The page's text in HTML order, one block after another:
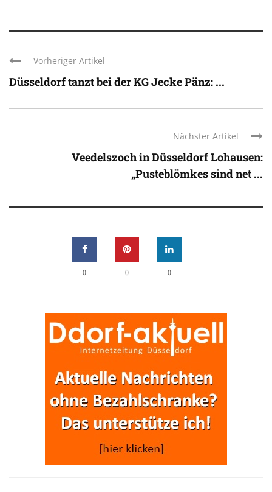
Vorheriger Artikel
Düsseldorf tanzt bei der KG Jecke Pänz: ...
Nächster Artikel
Veedelszoch in Düsseldorf Lohausen:
„Pusteblömkes sind net ...
0 0 0